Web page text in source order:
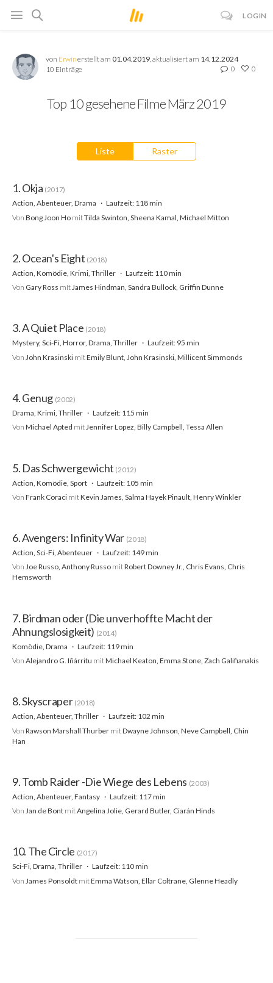
LOGIN
von Erwinerstellt am 01.04.2019 , aktualisiert am 14.12.2024
10 Einträge
0 0
Top 10 gesehene Filme März 2019
Liste Raster
1. Okja (2017)
Action, Abenteuer, Drama
Laufzeit: 118 min
Von Bong Joon Ho mitTilda Swinton, Sheena Kamal, Michael Mitton
2. Ocean's Eight (2018)
Action, Komödie, Krimi, Thriller
Laufzeit: 110 min
Von Gary Ross mitJames Hindman, Sandra Bullock, Griffin Dunne
3. A Quiet Place (2018)
Mystery, Sci-Fi, Horror, Drama, Thriller
Laufzeit: 95 min
Von John Krasinski mitEmily Blunt, John Krasinski, Millicent Simmonds
4. Genug (2002)
Drama, Krimi, Thriller
Laufzeit: 115 min
Von Michael Apted mitJennifer Lopez, Billy Campbell, Tessa Allen
5. Das Schwergewicht (2012)
Action, Komödie, Sport
Laufzeit: 105 min
Von Frank Coraci mitKevin James, Salma Hayek Pinault, Henry Winkler
6. Avengers: Infinity War (2018)
Action, Sci-Fi, Abenteuer
Laufzeit: 149 min
Von Joe Russo, Anthony Russo mitRobert Downey Jr., Chris Evans, Chris
Hemsworth
7. Birdman oder (Die unverhoffte Macht der
Ahnungslosigkeit) (2014)
Komödie, Drama
Laufzeit: 119 min
Von Alejandro G. Iñárritu mitMichael Keaton, Emma Stone, Zach Galifianakis
8. Skyscraper (2018)
Action, Abenteuer, Thriller
Laufzeit: 102 min
Von Rawson Marshall Thurber mitDwayne Johnson, Neve Campbell, Chin
Han
9. Tomb Raider -Die Wiege des Lebens (2003)
Action, Abenteuer, Fantasy
Laufzeit: 117 min
Von Jan de Bont mitAngelina Jolie, Gerard Butler, Ciarán Hinds
10. The Circle (2017)
Sci-Fi, Drama, Thriller
Laufzeit: 110 min
Von James Ponsoldt mitEmma Watson, Ellar Coltrane, Glenne Headly